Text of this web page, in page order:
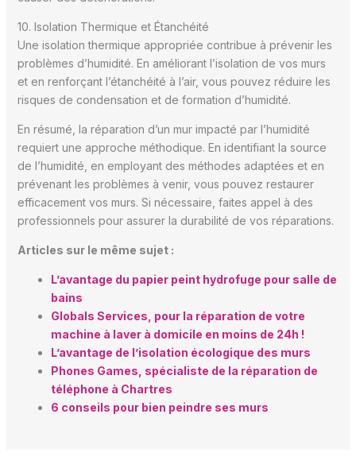
10. Isolation Thermique et Étanchéité
Une isolation thermique appropriée contribue à prévenir les
problèmes d’humidité. En améliorant l’isolation de vos murs
et en renforçant l’étanchéité à l’air, vous pouvez réduire les
risques de condensation et de formation d’humidité.
En résumé, la réparation d’un mur impacté par l’humidité
requiert une approche méthodique. En identifiant la source
de l’humidité, en employant des méthodes adaptées et en
prévenant les problèmes à venir, vous pouvez restaurer
efficacement vos murs. Si nécessaire, faites appel à des
professionnels pour assurer la durabilité de vos réparations.
Articles sur le même sujet :
L’avantage du papier peint hydrofuge pour salle de
bains
Globals Services, pour la réparation de votre
machine à laver à domicile en moins de 24h !
L’avantage de l’isolation écologique des murs
Phones Games, spécialiste de la réparation de
téléphone à Chartres
6 conseils pour bien peindre ses murs